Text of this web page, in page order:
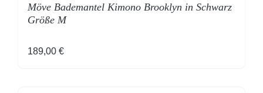
Möve Bademantel Kimono Brooklyn in Schwarz
Größe M
Regulärer Preis:
189,00 €